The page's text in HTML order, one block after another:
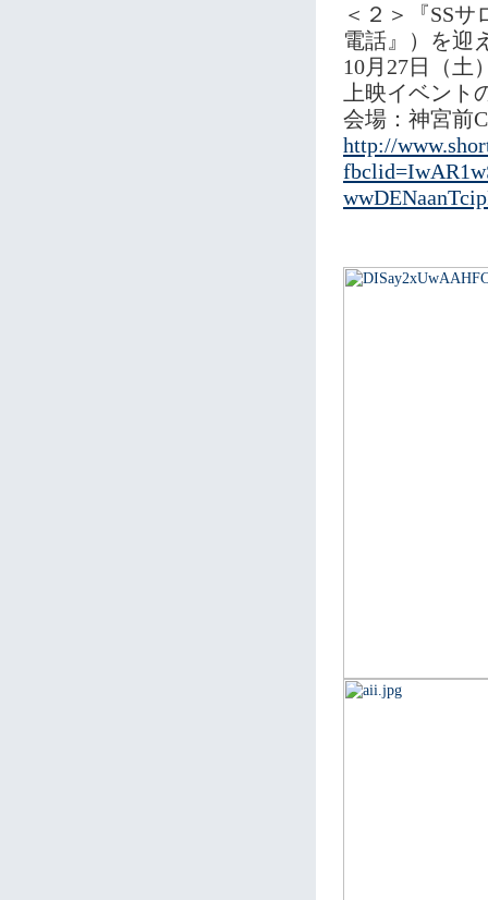
＜２＞『SS
電話』）を迎
10月27日（土
上映イベント
会場：神宮前
http://